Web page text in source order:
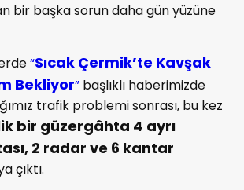
bir başka sorun daha gün yüzüne
“Sıcak Çermik’te Kavşak
Bekliyor” başlıklı haberimizde
trafik problemi sonrası, bu kez
bir güzergâhta 4 ayrı
2 radar ve 6 kantar
çıktı.